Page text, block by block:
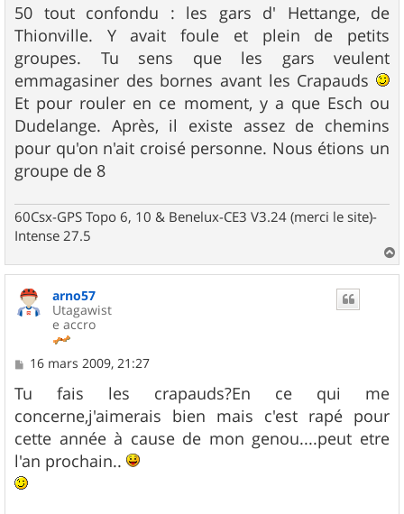
50 tout confondu : les gars d' Hettange, de
Thionville. Y avait foule et plein de petits
groupes. Tu sens que les gars veulent
emmagasiner des bornes avant les Crapauds
Et pour rouler en ce moment, y a que Esch ou
Dudelange. Après, il existe assez de chemins
pour qu'on n'ait croisé personne. Nous étions un
groupe de 8
60Csx-GPS Topo 6, 10 & Benelux-CE3 V3.24 (merci le site)-
Intense 27.5
a
arno57
Utagawist
e accro
M
s
s
a
g
e
16 mars 2009, 21:27
Tu fais les crapauds?En ce qui me
concerne,j'aimerais bien mais c'est rapé pour
cette année à cause de mon genou....peut etre
l'an prochain..